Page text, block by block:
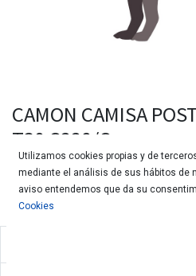
CAMON CAMISA
T30 C228/C
Utilizamos cookies propias y de
mediante el análisis de sus hábitos de
aviso entendemos que da su
Cookies